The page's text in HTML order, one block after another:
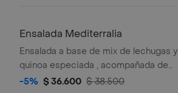
Ensalada Mediterralia
Ensalada a base de mix de lechugas y
quinoa especiada , acompañada de
pollo a la plancha, tomate cherry,
-5% $ 36.600 $ 38.500